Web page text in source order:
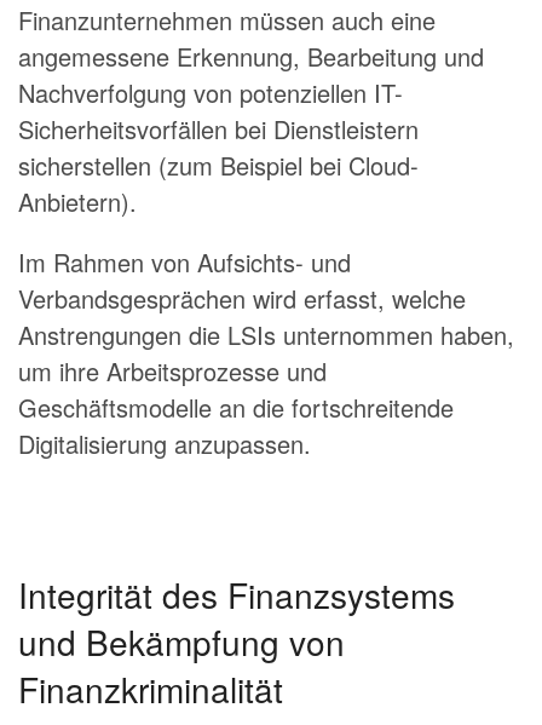
Finanzunternehmen müssen auch eine
angemessene Erkennung, Bearbeitung und
Nach­verfolgung von potenziellen IT-
Sicherheitsvorfällen bei Dienstleistern
sicherstellen (zum Beispiel bei Cloud-
Anbietern).
Im Rahmen von Aufsichts- und
Verbandsgesprächen wird erfasst, welche
Anstrengungen die LSIs unternommen haben,
um ihre Arbeitsprozesse und
Geschäftsmodelle an die fortschreitende
Digitalisierung anzupassen.
Integrität des Finanzsystems
und Bekämpfung von
Finanzkriminalität